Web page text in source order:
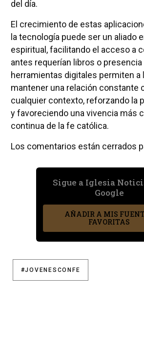
del día.
El crecimiento de estas
la tecnología puede ser un aliado
espiritual, facilitando el acceso a
antes requerían libros o
herramientas digitales permiten a
mantener una relación constante
cualquier contexto, reforzando la
y favoreciendo una vivencia más
continua de la fe católica.
Los comentarios están cerrados
Sigue a Iglesia
Google
AÑADIR A MIS
FAVORITAS
#JOVENESCONFE